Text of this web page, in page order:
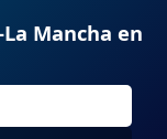
Mancha en